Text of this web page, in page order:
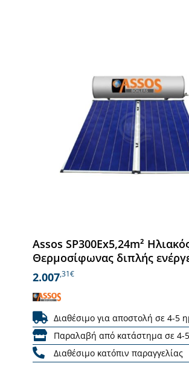
Assos SP300Ex5,24m²
Θερμοσίφωνας διπλής
2.007,31€
Διαθέσιμο για αποστολή σε 4-5
Παραλαβή από κατάστημα σε 4-
Διαθέσιμο κατόπιν παραγγελίας